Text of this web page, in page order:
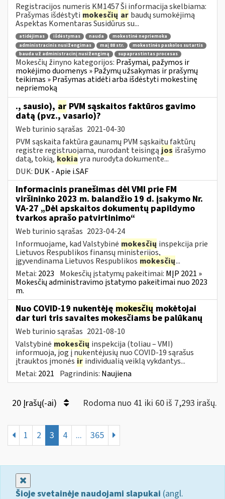
Registracijos numeris KM1457 Ši informacija skelbiama:
Prašymas išdėstyti mokesčių ar baudų sumokėjimą
Aspektas Komentaras Susidūrus su...
atidėjimas išdėstymas nauda
mokestinė nepriemoka
administracinis nusižengimas
maį 88 str.
mokestinės paskolos sutartis
bauda už administracinį nusižengimą
supaprastintas procesas
Mokesčių žinyno kategorijos: Prašymai, pažymos ir
mokėjimo duomenys » Pažymų užsakymas ir prašymų
teikimas » Prašymas atidėti arba išdėstyti mokestinę
nepriemoką
., sausio), ar PVM sąskaitos faktūros gavimo
datą (pvz., vasario)?
Web turinio sąrašas 2021-04-30
PVM sąskaita faktūra gaunamų PVM sąskaitų faktūrų
registre registruojama, nurodant teisingą jos išrašymo
datą, tokią, kokia yra nurodyta dokumente...
DUK: DUK - Apie i.SAF
Informacinis pranešimas dėl VMI prie FM
viršininko 2023 m. balandžio 19 d. įsakymo Nr.
VA-27 „Dėl apskaitos dokumentų papildymo
tvarkos aprašo patvirtinimo“
Web turinio sąrašas 2023-04-24
Informuojame, kad Valstybinė mokesčių inspekcija prie
Lietuvos Respublikos finansų ministerijos,
įgyvendinama Lietuvos Respublikos mokesčių...
Metai: 2023 Mokesčių įstatymų pakeitimai: MĮP 2021 »
Mokesčių administravimo įstatymo pakeitimai nuo 2023
m.
Nuo COVID-19 nukentėję mokesčių mokėtojai
dar turi tris savaites mokesčiams be palūkanų
Web turinio sąrašas 2021-08-10
Valstybinė mokesčių inspekcija (toliau – VMI)
informuoja, jog į nukentėjusių nuo COVID-19 sąrašus
įtrauktos įmonės ir individualią veiklą vykdantys...
Metai: 2021 Pagrindinis: Naujiena
20 Įrašų(-ai) Rodoma nuo 41 iki 60 iš 7,293 irašų.
1 2 3 4 ... 365
Šioje svetainėje naudojami slapukai (angl.